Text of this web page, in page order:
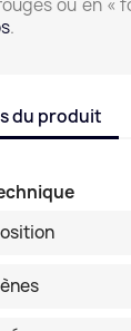
ou en «
.
du produit